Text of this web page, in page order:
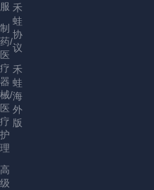
服
制
药/
医
疗
器
械/
医
疗
护
理
高
级
禾
蛙
协
议
禾
蛙
海
外
版